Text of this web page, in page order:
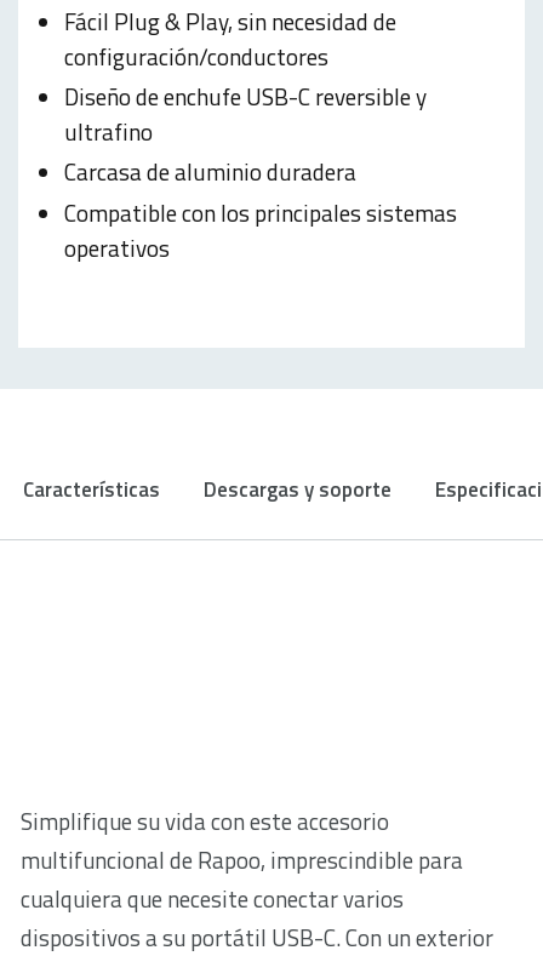
Fácil Plug & Play, sin necesidad de
configuración/conductores
Diseño de enchufe USB-C reversible y
ultrafino
Carcasa de aluminio duradera
Compatible con los principales sistemas
operativos
Características Descargas y soporte
Simplifique su vida con este accesorio
multifuncional de Rapoo, imprescindible para
cualquiera que necesite conectar varios
dispositivos a su portátil USB-C. Con un exterior